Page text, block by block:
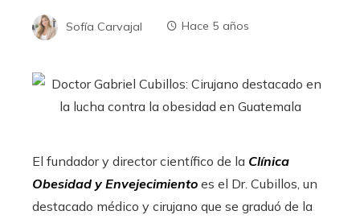
Sofía Carvajal Hace 5 años
El fundador y director científico de la Clínica
Obesidad y Envejecimiento es el Dr. Cubillos, un
destacado médico y cirujano que se graduó de la